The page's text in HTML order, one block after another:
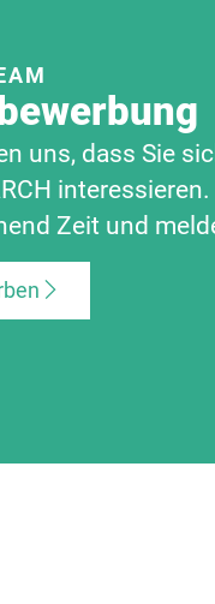
uns, dass Sie
Zeit und